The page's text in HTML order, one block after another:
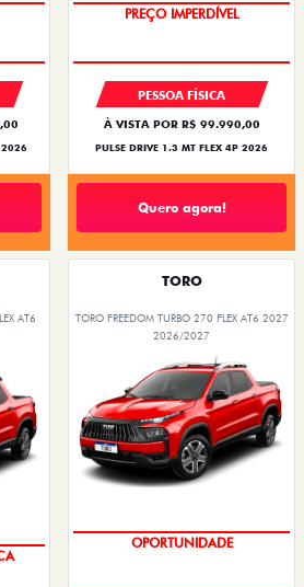
2026
PREÇO IMPERDÍVEL
PESSOA FÍSICA
À VISTA POR R$ 99.990,00
PULSE DRIVE 1.3 MT FLEX 4P 2026
Quero agora!
AT6
TORO
TORO FREEDOM TURBO 270 FLEX AT6 2027
2026/2027
OPORTUNIDADE